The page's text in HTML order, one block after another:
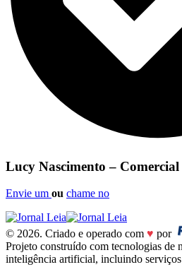
Lucy Nascimento – Comercial
Envie um ou chame no
© 2026. Criado e operado com ♥ por
Projeto construído com tecnologias de
inteligência artificial, incluindo